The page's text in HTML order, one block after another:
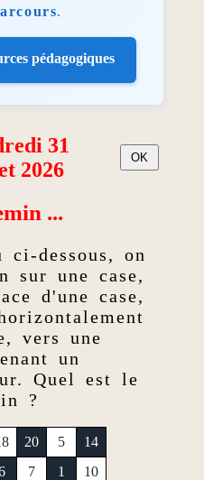
.
pédagogiques
31
2026
...
ci-dessous, on
sur une case,
d'une case,
vers une
un
Quel est le
?
20 5
14
7 1
10